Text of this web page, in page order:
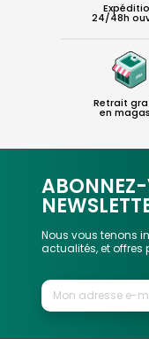
24/48h
Retrait
en
Nous vous tenons
actualités, et offres